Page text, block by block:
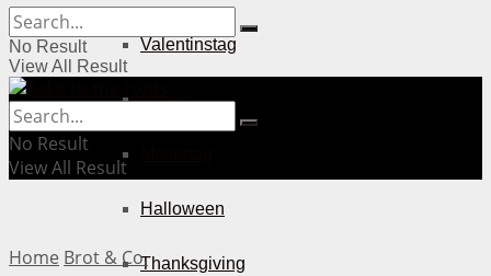
Valentinstag
Ostern
Halloween
Thanksgiving
No Result
View All Result
No Result
View All Result
Home Brot & Co.